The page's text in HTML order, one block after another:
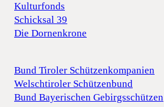
Kulturfonds
Schicksal 39
Die Dornenkrone
Bund Tiroler Schützenkompanien
Welschtiroler Schützenbund
Bund Bayerischen Gebirgsschützen